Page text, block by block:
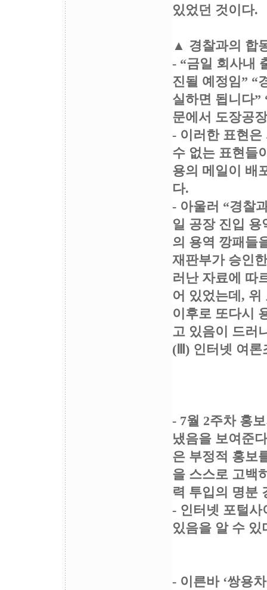
있었던 것이다.
▲ 경찰과의 합
- “금일 회사내
진될 예정임” “
실하면 됩니다”
문에서 도장공
- 이러한 표현은
수 없는 표현들
용의 메일이 배
다.
- 아울러 “경찰
일 공장 진입
의 용역 깡패들
재판부가 승인
러난 자료에 따
어 있었는데, 위
이후로 또다시
고 있음이 드러
(Ⅲ) 인터넷 여론
- 7월 2주차 홍
냈음을 보여준
은 부정적 홍보
을 스스로 고백
력 투입의 명분
- 인터넷 포털사
있음을 알 수 있
- 이른바 ‘쌍용